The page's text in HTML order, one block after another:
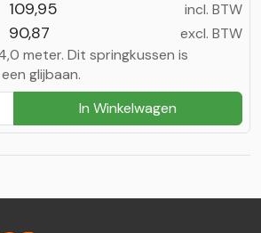
109,95
incl. BTW
90,87
excl. BTW
meter. Dit springkussen is
glijbaan.
In Winkelwagen